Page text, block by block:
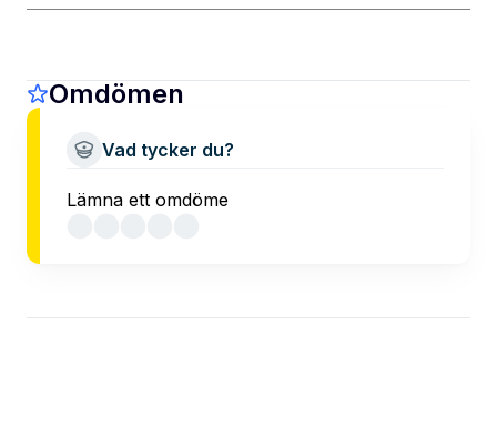
Omdömen
Vad tycker du?
Lämna ett omdöme